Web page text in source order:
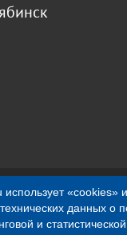
«cookies»
данных о
и